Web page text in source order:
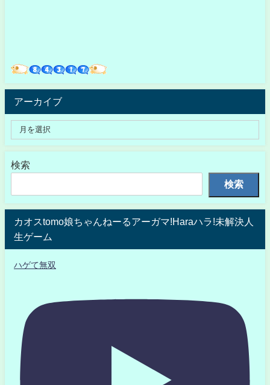
アーカイブ
検索
検索
カオスtomo娘ちゃんねーるアーガマ!Haraハラ!未解決人
生ゲーム
ハゲて無双